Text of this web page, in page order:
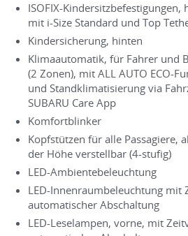
ISOFIX-
mit i-Size Standard und Top
Kindersicherung, hinten
Klimaautomatik, für Fahrer und
(2 Zonen), mit ALL AUTO ECO-
und Standklimatisierung via
SUBARU Care App
Komfortblinker
Kopfstützen für alle Passagiere,
der Höhe verstellbar (4-stufig)
LED-Ambientebeleuchtung
LED-Innenraumbeleuchtung mit
automatischer Abschaltung
LED-Leselampen, vorne, mit